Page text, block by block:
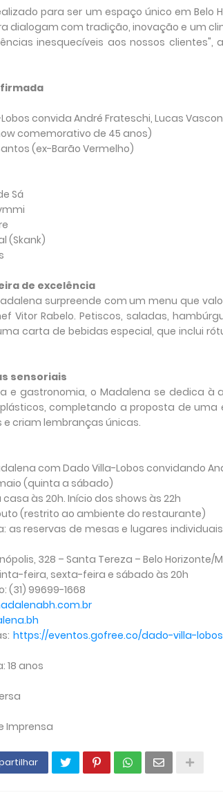
para ser um espaço único em
dialogam com tradição, inovação e um
inesquecíveis aos nossos
Lobos convida André Frateschi, Lucas
comemorativo de 45 anos)
(ex-Barão Vermelho)
Sá
(Skank)
de excelência
surpreende com um menu que
Vitor Rabelo. Petiscos, saladas,
carta de bebidas especial, que inclui
sensoriais
e gastronomia, o Madalena se dedica à
completando a proposta de uma
criam lembranças únicas.
com Dado Villa-Lobos convidando
maio (quinta a sábado)
às 20h. Início dos shows às 22h
(restrito ao ambiente do restaurante)
as reservas de mesas e lugares
328 – Santa Tereza – Belo Horizonte/
feira, sexta-feira e sábado às 20h
(31) 99699-1668
https://eventos.gofree.co/dado-villa-
18 anos
Imprensa